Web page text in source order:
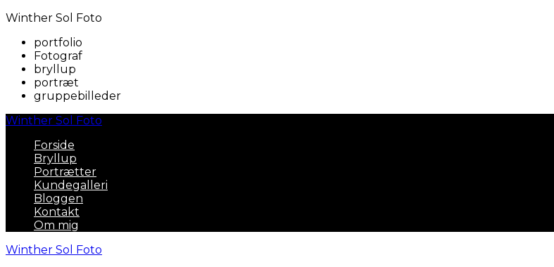
Winther Sol Foto
portfolio
Fotograf
bryllup
portræt
gruppebilleder
Winther Sol Foto
Forside
Bryllup
Portrætter
Kundegalleri
Bloggen
Kontakt
Om mig
Winther Sol Foto